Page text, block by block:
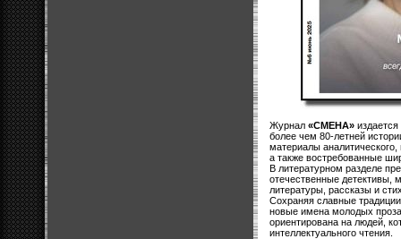
Журнал «СМЕНА»
более чем 80-летней
материалы
а также востребованные
В литературном разделе
отечественные детективы,
литературы, рассказы и
Сохраняя славные
новые имена молодых
ориентирована на людей,
интеллектуального чтения.